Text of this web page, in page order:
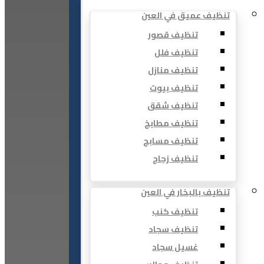
تنظيف عميق في العين
تنظيف قصور
تنظيف فلل
تنظيف منازل
تنظيف بيوت
تنظيف شقق
تنظيف مطابخ
تنظيف مسابح
تنظيف زجاج
تنظيف بالبخار في العين
تنظيف كنب
تنظيف سجاد
غسيل سجاد